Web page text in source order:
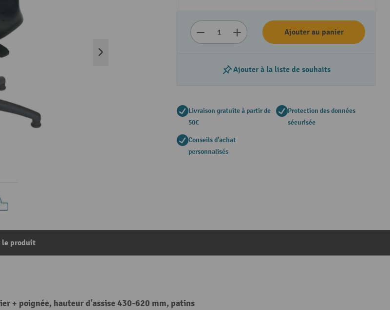
Ajouter au panier
Ajouter à la liste de souhaits
Livraison gratuite à partir de
50€
Protection des données
sécurisée
Conseils d'achat
personnalisés
le produit
+ poignée, hauteur d'assise 430-620 mm, patins